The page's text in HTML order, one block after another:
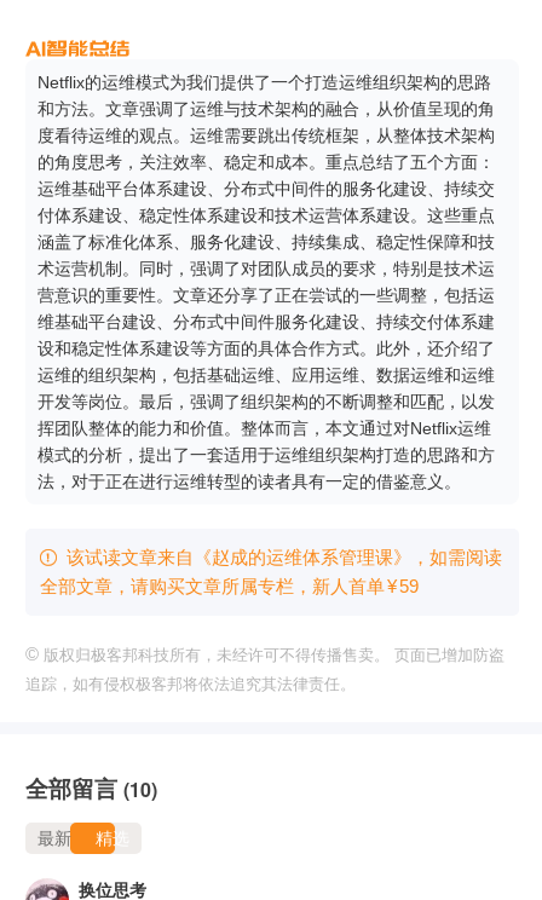
Netflix的运维模式为我们提供了一个打造运维组织架构的思路
和方法。文章强调了运维与技术架构的融合，从价值呈现的角
度看待运维的观点。运维需要跳出传统框架，从整体技术架构
的角度思考，关注效率、稳定和成本。重点总结了五个方面：
运维基础平台体系建设、分布式中间件的服务化建设、持续交
付体系建设、稳定性体系建设和技术运营体系建设。这些重点
涵盖了标准化体系、服务化建设、持续集成、稳定性保障和技
术运营机制。同时，强调了对团队成员的要求，特别是技术运
营意识的重要性。文章还分享了正在尝试的一些调整，包括运
维基础平台建设、分布式中间件服务化建设、持续交付体系建
设和稳定性体系建设等方面的具体合作方式。此外，还介绍了
运维的组织架构，包括基础运维、应用运维、数据运维和运维
开发等岗位。最后，强调了组织架构的不断调整和匹配，以发
挥团队整体的能力和价值。整体而言，本文通过对Netflix运维
模式的分析，提出了一套适用于运维组织架构打造的思路和方
法，对于正在进行运维转型的读者具有一定的借鉴意义。
 该试读文章来自《赵成的运维体系管理课》，如需阅读
全部文章，请购买文章所属专栏 ，新⼈⾸单¥59
© 版权归极客邦科技所有，未经许可不得传播售卖。 页面已增加防盗
追踪，如有侵权极客邦将依法追究其法律责任。
全部留言 (10)
最新 精选
换位思考